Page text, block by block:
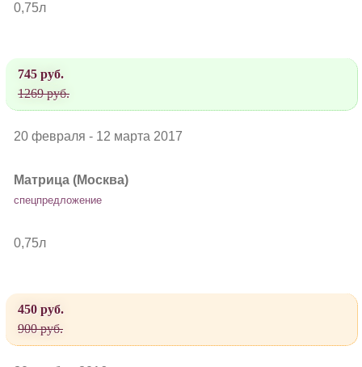
0,75л
745 руб.
1269 руб.
20 февраля - 12 марта 2017
Матрица (Москва)
спецпредложение
0,75л
450 руб.
900 руб.